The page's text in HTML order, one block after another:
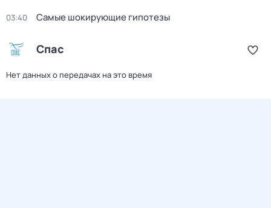
03:40 Самые шoкиpующие гипотезы
Спас
Нет данных о передачах на это время